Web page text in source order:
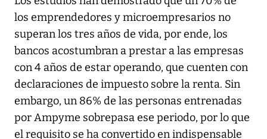
los emprendedores y microempresarios no
superan los tres años de vida, por ende, los
bancos acostumbran a prestar a las empresas
con 4 años de estar operando, que cuenten con
declaraciones de impuesto sobre la renta. Sin
embargo, un 86% de las personas entrenadas
por Ampyme sobrepasa ese periodo, por lo que
el requisito se ha convertido en indispensable